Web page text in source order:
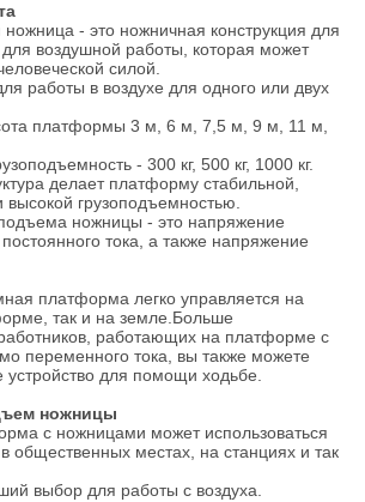
- это ножничная конструкция для
воздушной работы, которая может
силой.
работы в воздухе для одного или двух
платформы 3 м, 6 м, 7,5 м, 9 м, 11 м,
- 300 кг, 500 кг, 1000 кг.
делает платформу стабильной,
грузоподъемностью.
ножницы - это напряжение
тока, а также напряжение
платформа легко управляется на
так и на земле.Больше
работающих на платформе с
переменного тока, вы также можете
устройство для помощи ходьбе.
ножницы
с ножницами может использоваться
общественных местах, на станциях и так
выбор для работы с воздуха.